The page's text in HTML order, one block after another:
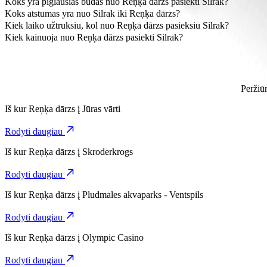
Pasirinkdami kategoriją Bolt, nuo Reņķa dārzs iki Silrak nukeliausite
Koks atstumas yra nuo Silrak iki Reņķa dārzs?
Nuo Reņķa dārzs iki Silrak yra maždaug 3,2 km.
Kiek laiko užtruksiu, kol nuo Reņķa dārzs pasieksiu Silrak?
Pasirinkdami kategoriją Bolt, nuo Reņķa dārzs iki Silrak nukeliausite
Kiek kainuoja nuo Reņķa dārzs pasiekti Silrak?
Iš kur Reņķa dārzs į Jūras vārti
Rodyti daugiau
Iš kur Reņķa dārzs į Skroderkrogs
Rodyti daugiau
Iš kur Reņķa dārzs į Pludmales akvaparks - Ventspils
Rodyti daugiau
Iš kur Reņķa dārzs į Olympic Casino
Rodyti daugiau